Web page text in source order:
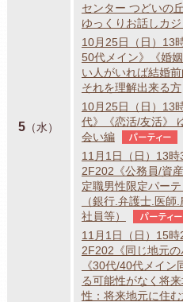
5 （水）
センター つどいの
ゆっくりお話しカ
10月25日（日）13
50代メイン》《婚
い人がいれば結婚
それを理解出来る方
10月25日（日）13
代》《恋活/友活》
会い編
パーティー
11月1日（日）13
2F202《公務員/資
定職男性限定パー
（銀行.弁護士.医
社員等）
パーティー
11月1日（日）15
2F202《同じ地元の
《30代/40代メイ
る可能性がなく将
性：将来地元に住